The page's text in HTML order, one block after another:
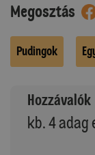
Megosztás
Pudingok
Hozzávalók
kb. 4 adag